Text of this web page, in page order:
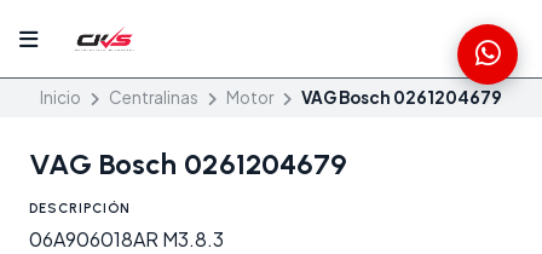
Inicio Centralinas Motor VAG Bosch 0261204679
VAG Bosch 0261204679
DESCRIPCIÓN
06A906018AR M3.8.3